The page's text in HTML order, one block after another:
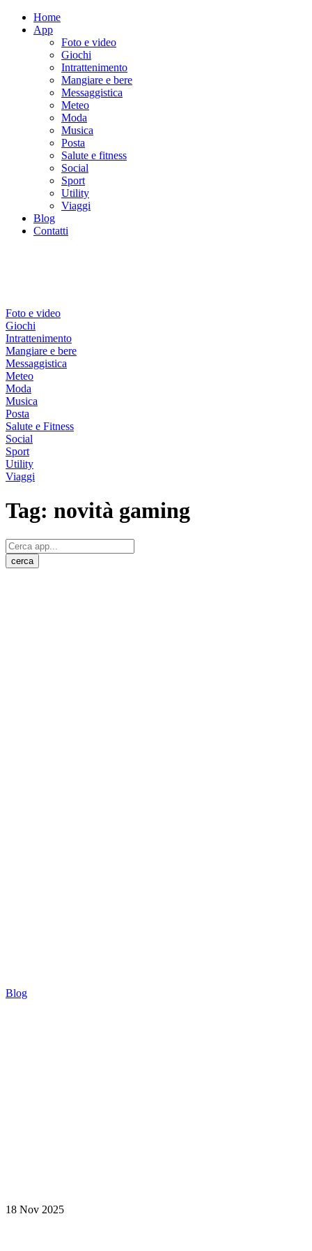
Home
App
Foto e video
Giochi
Intrattenimento
Mangiare e bere
Messaggistica
Meteo
Moda
Musica
Posta
Salute e fitness
Social
Sport
Utility
Viaggi
Blog
Contatti
Foto e video
Giochi
Intrattenimento
Mangiare e bere
Messaggistica
Meteo
Moda
Musica
Posta
Salute e Fitness
Social
Sport
Utility
Viaggi
Tag: novità gaming
Blog
18 Nov 2025